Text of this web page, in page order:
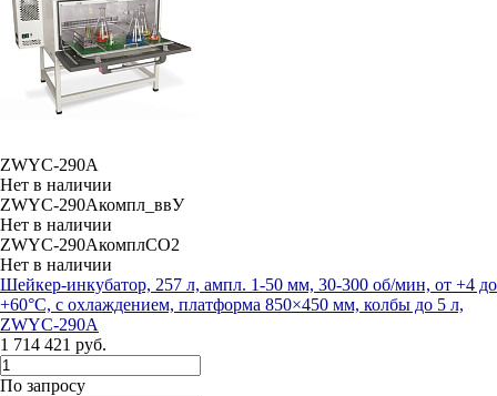
ZWYC-290A
Нет в наличии
ZWYC-290Aкомпл_ввУ
Нет в наличии
ZWYC-290AкомплCO2
Нет в наличии
Шейкер-инкубатор, 257 л, ампл. 1-50 мм, 30-300 об/мин, от +4 до
+60°С, с охлаждением, платформа 850×450 мм, колбы до 5 л,
ZWYC-290A
1 714 421 руб.
По запросу